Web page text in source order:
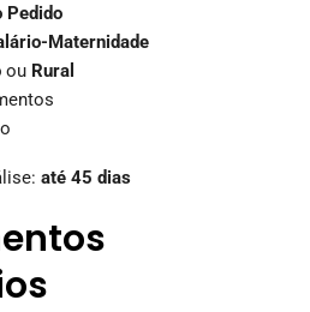
Pedido
Maternidade
ou Rural
até 45 dias